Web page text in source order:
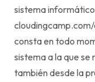
sistema
consta en todo
sistema a la que se
también desde la